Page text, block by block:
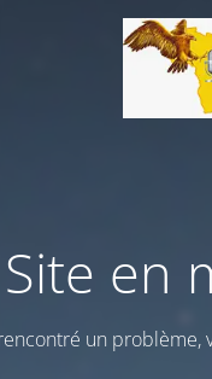
Site en
un problème,